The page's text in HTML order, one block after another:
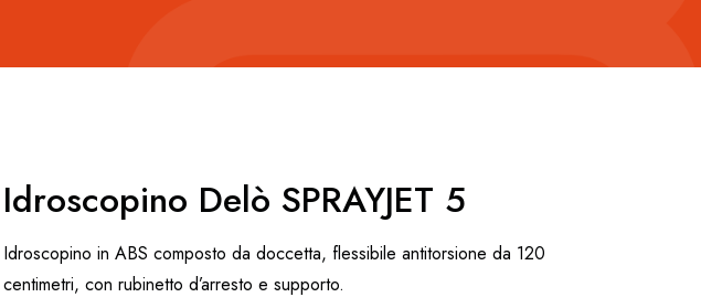
Idroscopino Delò SPRAYJET 5
Idroscopino in ABS composto da doccetta, flessibile antitorsione da 120
centimetri, con rubinetto d’arresto e supporto.